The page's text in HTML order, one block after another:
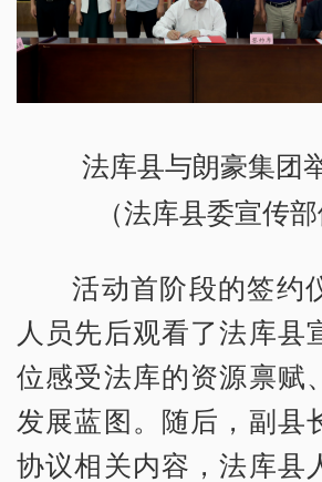
法库县与朗豪集团
（法库县委宣传部
活动首阶段的签约
人员先后观看了法库县
位感受法库的资源禀赋
发展蓝图。随后，副县
协议相关内容，法库县